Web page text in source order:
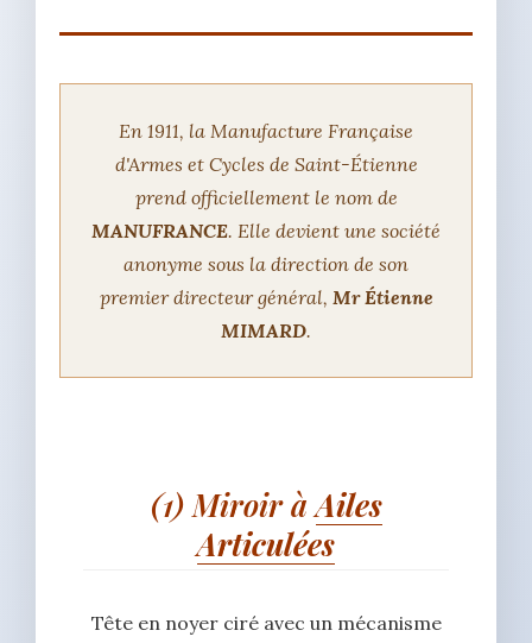
En 1911, la Manufacture Française
d'Armes et Cycles de Saint-Étienne
prend officiellement le nom de
MANUFRANCE. Elle devient une société
anonyme sous la direction de son
premier directeur général, Mr Étienne
MIMARD.
(1) Miroir àAiles
Articulées
Tête en noyer ciré avec un mécanisme